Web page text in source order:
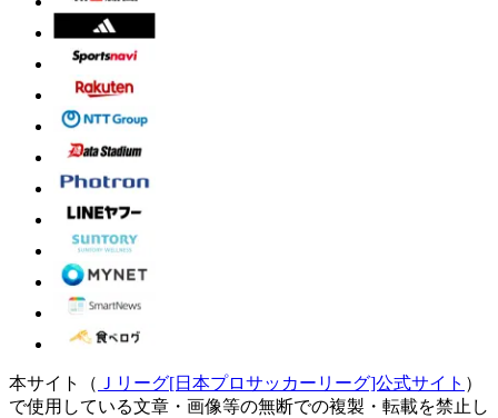
本サイト（ Ｊリーグ[日本プロサッカーリーグ]公式サイト ）
で使用している文章・画像等の無断での複製・転載を禁止し